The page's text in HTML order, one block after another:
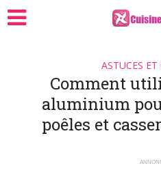
ASTUCES ET
Comment
aluminium
poêles et